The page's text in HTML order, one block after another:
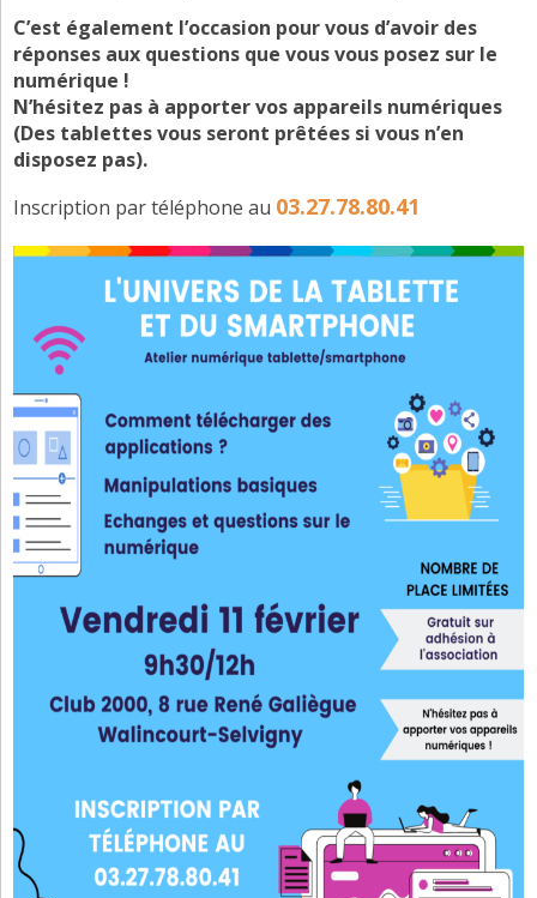
C’est également l’occasion pour vous d’avoir des
réponses aux questions que vous vous posez sur le
numérique !
N’hésitez pas à apporter vos appareils numériques
(Des tablettes vous seront prêtées si vous n’en
disposez pas).
Inscription par téléphone au 03.27.78.80.41